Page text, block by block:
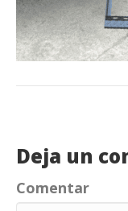
Deja un
Comentar